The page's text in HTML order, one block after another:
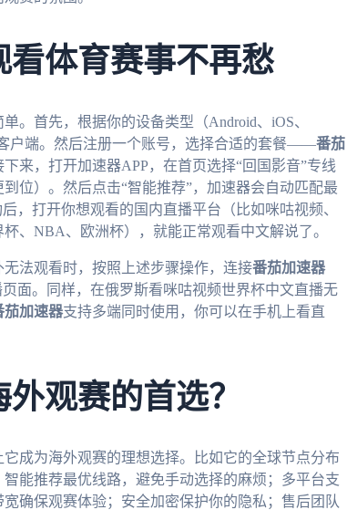
看体育赛事不再愁
。首先，根据你的设备类型（Android、iOS、
户端。然后注册一个账号，选择合适的套餐——番茄
来，打开加速器APP，在首页选择“回国影音”专线
位）。然后点击“智能推荐”，加速器会自动匹配最
，打开你想观看的国内直播平台（比如咪咕视频、
、NBA、欧洲杯），就能正常观看中文解说了。
法观看时，按照上述步骤操作，连接番茄加速器
面。同样，在俄罗斯看咪咕视频世界杯中文直播无
茄加速器支持多端同时使用，你可以在手机上看直
观赛的首选？
成为海外观赛的理想选择。比如它的全球节点分布
能推荐最优线路，避免手动选择的麻烦；多平台支
确保观赛体验；安全加密保护你的隐私；售后团队